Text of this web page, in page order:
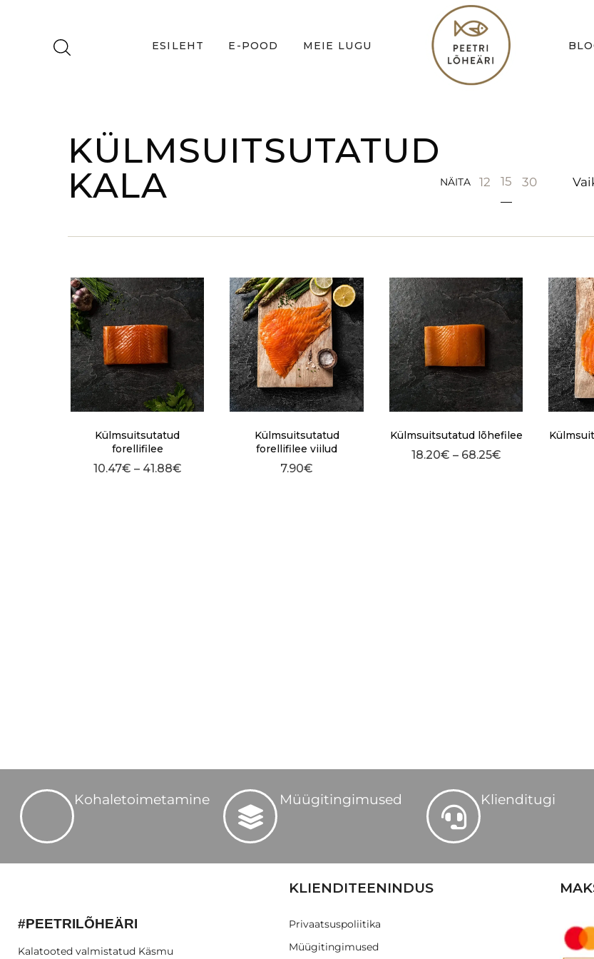
ESILEHT E-POOD MEIE LUGU
KÜLMSUITSUTATUD
KALA
NÄITA 12 15 30
Külmsuitsutatud
forellifilee
10.47€ – 41.88€
Külmsuitsutatud
forellifilee viilud
7.90€
Külmsuitsutatud lõhefilee
18.20€ – 68.25€
Kohaletoimetamine Müügitingimused Klienditugi
#PEETRILÕHEÄRI
Kalatooted valmistatud Käsmu
KLIENDITEENINDUS
Privaatsuspoliitika
Müügitingimused